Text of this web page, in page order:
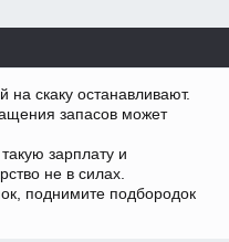
скаку останавливают.
запасов может
зарплату и
не в силах.
поднимите подбородок